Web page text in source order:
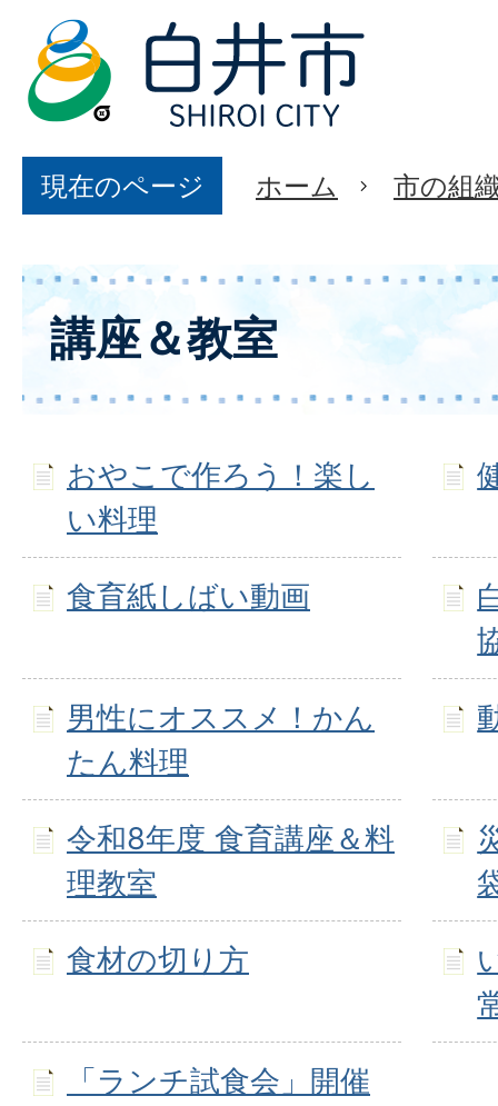
現在のページ ホーム 市の組
講座＆教室
おやこで作ろう！楽し
い料理
食育紙しばい動画
男性にオススメ！かん
たん料理
令和8年度 食育講座＆料
理教室
食材の切り方
「ランチ試食会」開催